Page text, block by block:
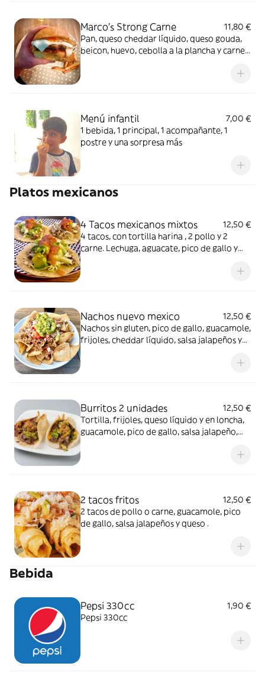
Marco's Strong Carne
11,80 €
Pan, queso cheddar líquido, queso gouda,
beicon, huevo, cebolla a la plancha y carne
Menú infantil
7,00 €
1 bebida, 1 principal, 1 acompañante, 1
postre y una sorpresa más
Platos mexicanos
4 Tacos mexicanos mixtos
12,50 €
4 tacos, con tortilla harina , 2 pollo y 2
carne. Lechuga, aguacate, pico de gallo y
Nachos nuevo mexico
12,50 €
Nachos sin gluten, pico de gallo, guacamole,
frijoles, cheddar líquido, salsa jalapeños y
Burritos 2 unidades
12,50 €
Tortilla, frijoles, queso líquido y en loncha,
guacamole, pico de gallo, salsa jalapeño,
2 tacos fritos
12,50 €
2 tacos de pollo o carne, guacamole, pico
de gallo, salsa jalapeños y queso .
Bebida
Pepsi 330cc
1,90 €
Pepsi 330cc